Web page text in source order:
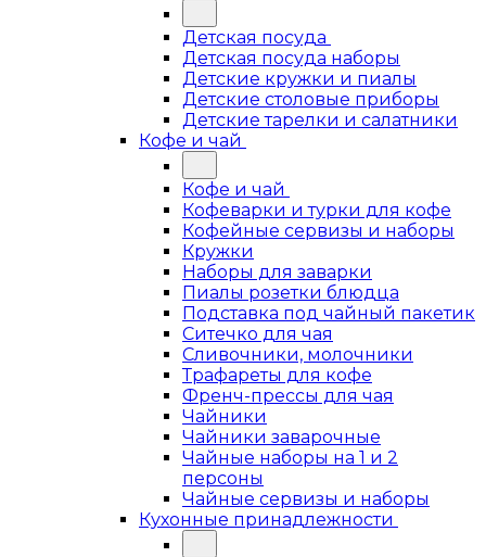
Детская посуда
Детская посуда наборы
Детские кружки и пиалы
Детские столовые приборы
Детские тарелки и салатники
Кофе и чай
Кофе и чай
Кофеварки и турки для кофе
Кофейные сервизы и наборы
Кружки
Наборы для заварки
Пиалы розетки блюдца
Подставка под чайный пакетик
Ситечко для чая
Сливочники, молочники
Трафареты для кофе
Френч-прессы для чая
Чайники
Чайники заварочные
Чайные наборы на 1 и 2
персоны
Чайные сервизы и наборы
Кухонные принадлежности